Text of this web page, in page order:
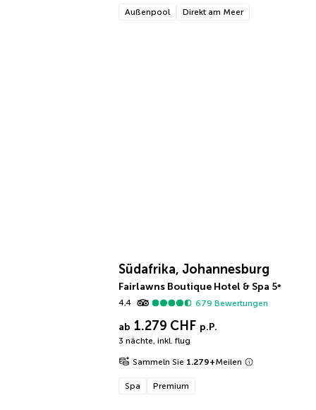
Außenpool Direkt am Meer
Südafrika, Johannesburg
Fairlawns Boutique Hotel & Spa 5*
4,4
679 Bewertungen
ab 1.279 CHF p.P.
3 nächte, inkl. flug
Sammeln Sie 1.279+Meilen
Spa Premium